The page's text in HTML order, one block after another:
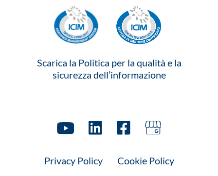
Scarica la Politica per la qualità e la
sicurezza dell’informazione
Privacy Policy Cookie Policy